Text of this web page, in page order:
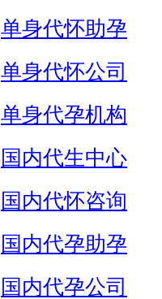
单身代怀助孕
单身代怀公司
单身代孕机构
国内代生中心
国内代怀咨询
国内代孕助孕
国内代孕公司